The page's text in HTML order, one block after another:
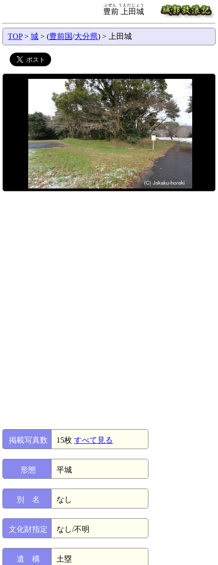
豊前 上田城
ぶぜん うえだじょう
TOP> 城 > (豊前国/大分県) > 上田城
掲載写真数 15枚 すべて見る
形態 平城
別 名 なし
文化財指定 なし/不明
遺 構 土塁